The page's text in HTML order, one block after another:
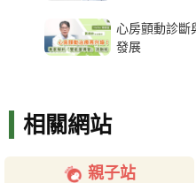
心房顫動診斷
發展
相關網站
親子站